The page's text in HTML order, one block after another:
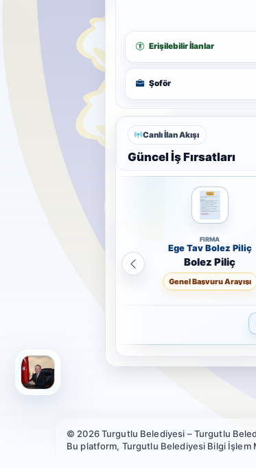
Erişilebilir İlanlar
Şoför
Canlı İlan Akışı
Güncel İş Fırsatları
FIRMA
Ege Tav Bolez Piliç
Bolez Piliç
Genel Başvuru Arayışı
© 2026 Turgutlu Belediyesi – Turgutlu
Bu platform, Turgutlu Belediyesi Bilgi